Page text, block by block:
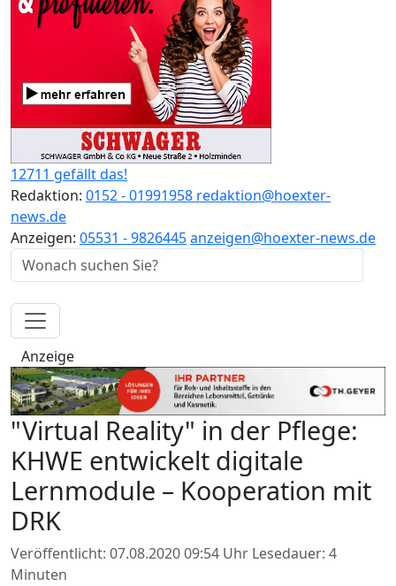
12711 gefällt das!
Redaktion: 0152 - 01991958 redaktion@hoexter-
news.de
Anzeigen: 05531 - 9826445anzeigen@hoexter-news.de
Anzeige
"Virtual Reality" in der Pflege:
KHWE entwickelt digitale
Lernmodule – Kooperation mit
DRK
Veröffentlicht: 07.08.2020 09:54 Uhr Lesedauer: 4
Minuten